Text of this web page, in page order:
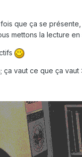
que ça se
mettons la lecture en
ça vaut ce que ça vaut